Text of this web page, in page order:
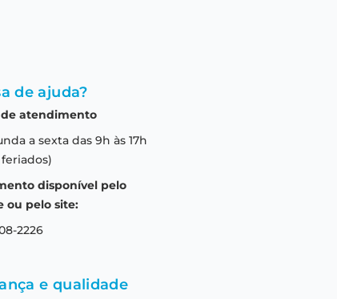
de ajuda?
de atendimento
a sexta das 9h às 17h
disponível pelo
ou pelo site:
2226
e qualidade